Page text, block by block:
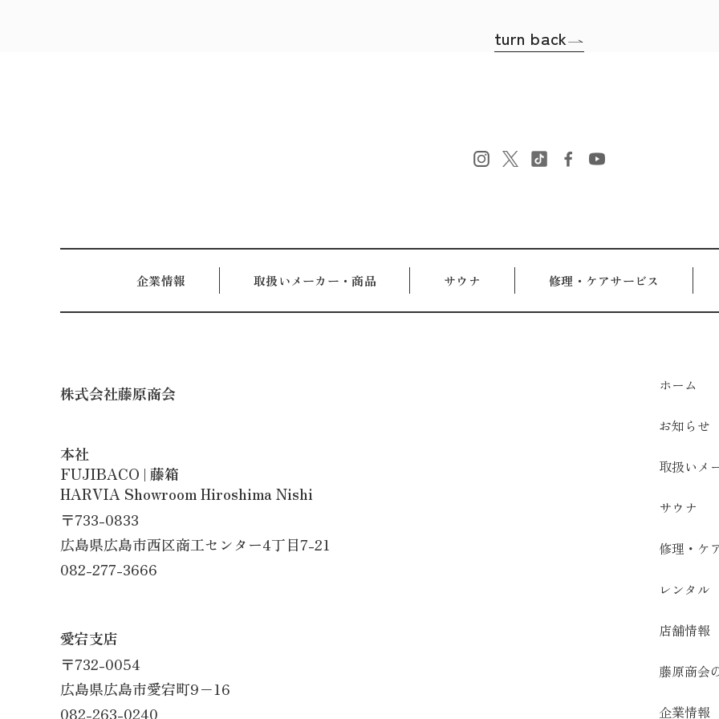
turn back
企業情報 取扱いメーカー・商品 サウナ 修理・ケアサービス
株式会社藤原商会
​​​​​​​本社
FUJIBACO | 藤箱
HARVIA Showroom Hiroshima Nishi
〒733-0833
広島県広島市西区商工センター4丁目7-21
082-277-3666
愛宕支店
〒732-0054
広島県広島市愛宕町9−16
082-263-0240
ホーム
お知らせ
取扱いメ
サウナ
修理・ケ
レンタル
店舗情報
藤原商会
企業情報